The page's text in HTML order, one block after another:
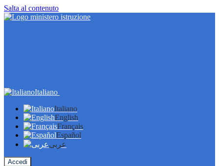
Salta al contenuto
Italiano
Italiano
English
Français
Español
عربى
Accedi